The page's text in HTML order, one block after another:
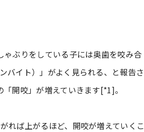
ぶりをしている子には奥歯を咬み合
バイト）」がよく見られる、と報告さ
開咬」が増えていきます[*1]。
れば上がるほど、開咬が増えていくこ